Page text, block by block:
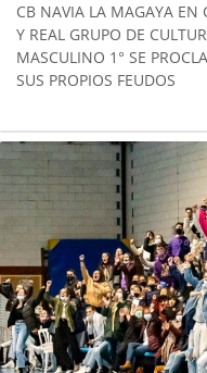
CB NAVIA LA MAGAYA EN
Y REAL GRUPO DE
MASCULINO 1° SE
SUS PROPIOS FEUDOS